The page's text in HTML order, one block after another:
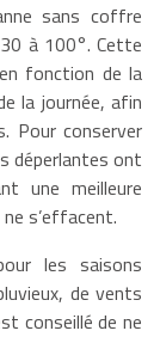
sans coffre
à 100°. Cette
fonction de la
la journée, afin
Pour conserver
déperlantes ont
une meilleure
s’effacent.
les saisons
de vents
conseillé de ne